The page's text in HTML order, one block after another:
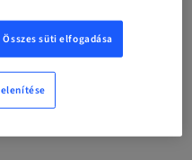
Összes süti elfogadása